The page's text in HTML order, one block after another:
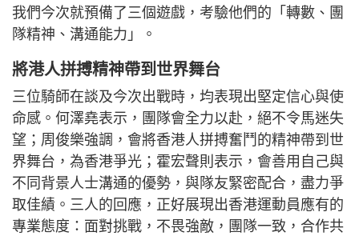
我們今次就預備了三個遊戲，考驗他們的「轉數、團
隊精神、溝通能力」。
將港人拼搏精神帶到世界舞台
三位騎師在談及今次出戰時，均表現出堅定信心與使
命感。何澤堯表示，團隊會全力以赴，絕不令馬迷失
望；周俊樂強調，會將香港人拼搏奮鬥的精神帶到世
界舞台，為香港爭光；霍宏聲則表示，會善用自己與
不同背景人士溝通的優勢，與隊友緊密配合，盡力爭
取佳績。三人的回應，正好展現出香港運動員應有的
專業態度：面對挑戰，不畏強敵，團隊一致，合作共